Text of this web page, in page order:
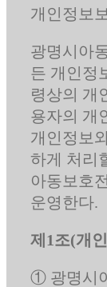
개인정보
광명시아
든 개인정
령상의 개
용자의 개
개인정보
하게 처리
아동보호
운영한다.
제1조(개
① 광명시